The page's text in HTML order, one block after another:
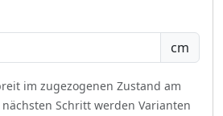
cm
im zugezogenen Zustand am
Schritt werden Varianten